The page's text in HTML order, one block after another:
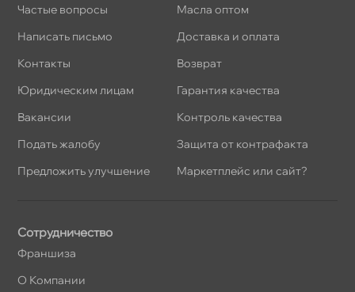
Частые вопросы
Написать письмо
Контакты
Юридическим лицам
акансии
Подать жалобу
Предложить улучшение
Масла оптом
Доставка и оплата
озврат
Гарантия качества
Контроль качества
Защита от контрафакта
Маркетплейс или сайт?
Сотрудничество
Франшиза
О Компании